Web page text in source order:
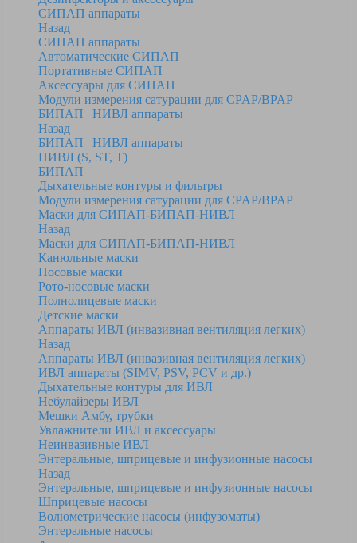
СИПАП аппараты
Назад
СИПАП аппараты
Автоматические СИПАП
Портативные СИПАП
Аксессуары для СИПАП
Модули измерения сатурации для CPAP/BPAP
БИПАП | НИВЛ аппараты
Назад
БИПАП | НИВЛ аппараты
НИВЛ (S, ST, T)
БИПАП
Дыхательные контуры и фильтры
Модули измерения сатурации для CPAP/BPAP
Маски для СИПАП-БИПАП-НИВЛ
Назад
Маски для СИПАП-БИПАП-НИВЛ
Канюльные маски
Носовые маски
Рото-носовые маски
Полнолицевые маски
Детские маски
Аппараты ИВЛ (инвазивная вентиляция легких)
Назад
Аппараты ИВЛ (инвазивная вентиляция легких)
ИВЛ аппараты (SIMV, PSV, PCV и др.)
Дыхательные контуры для ИВЛ
Небулайзеры ИВЛ
Мешки Амбу, трубки
Увлажнители ИВЛ и аксессуары
Неинвазивные ИВЛ
Энтеральные, шприцевые и инфузионные насосы
Назад
Энтеральные, шприцевые и инфузионные насосы
Шприцевые насосы
Волюметрические насосы (инфузоматы)
Энтеральные насосы